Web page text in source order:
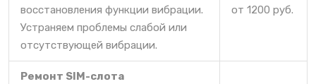
восстановления функции вибрации.
Устраняем проблемы слабой или
отсутствующей вибрации.
от 1200 руб.
Ремонт SIM-слота